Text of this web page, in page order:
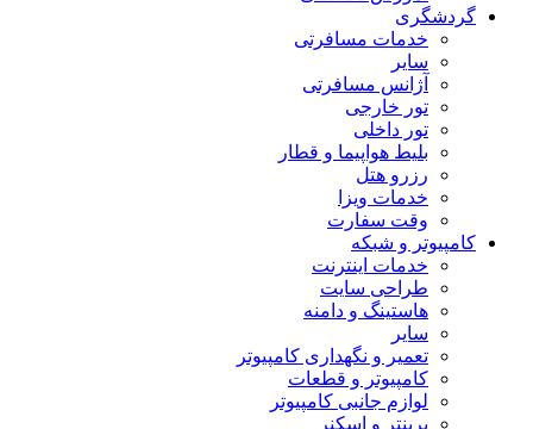
گردشگری
خدمات مسافرتی
سایر
آژانس مسافرتی
تور خارجی
تور داخلی
بلیط هواپیما و قطار
رزرو هتل
خدمات ویزا
وقت سفارت
کامپیوتر و شبکه
خدمات اینترنت
طراحی سایت
هاستینگ و دامنه
سایر
تعمیر و نگهداری کامپیوتر
کامپیوتر و قطعات
لوازم جانبی کامپیوتر
پرینتر و اسکنر